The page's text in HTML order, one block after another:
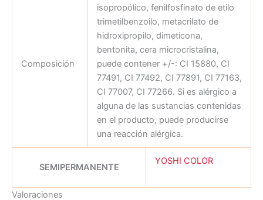
Composición
isopropólico, fenilfosfinato de etilo
trimetilbenzoilo, metacrilato de
hidroxipropilo, dimeticona,
bentonita, cera microcristalina,
puede contener +/-: CI 15880, CI
77491, CI 77492, CI 77891, CI 77163,
CI 77007, CI 77266. Si es alérgico a
alguna de las sustancias contenidas
en el producto, puede producirse
una reacción alérgica.
SEMIPERMANENTE
YOSHI COLOR
Valoraciones